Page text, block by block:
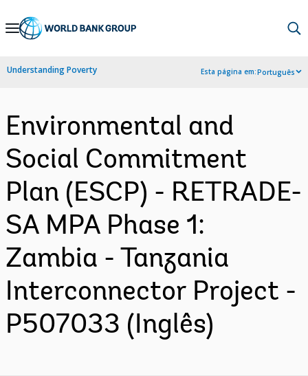
Skip
Navigation
Understanding Poverty Esta página em:Português
Environmental and
Social Commitment
Plan (ESCP) - RETRADE-
SA MPA Phase 1:
Zambia - Tanzania
Interconnector Project -
P507033 (Inglês)